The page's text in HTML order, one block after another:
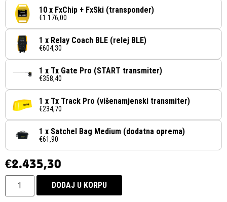
10 x FxChip + FxSki (transponder)
€1.176,00
1 x Relay Coach BLE (relej BLE)
€604,30
1 x Tx Gate Pro (START transmiter)
€358,40
1 x Tx Track Pro (višenamjenski transmiter)
€234,70
1 x Satchel Bag Medium (dodatna oprema)
€61,90
€2.435,30
DODAJ U KORPU